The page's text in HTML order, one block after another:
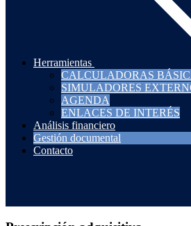
Herramientas
CALCULADORAS
SIMULADORES
AGENDA
ENLACES DE INTERÉS
Análisis financiero
Gestión documental
Contacto